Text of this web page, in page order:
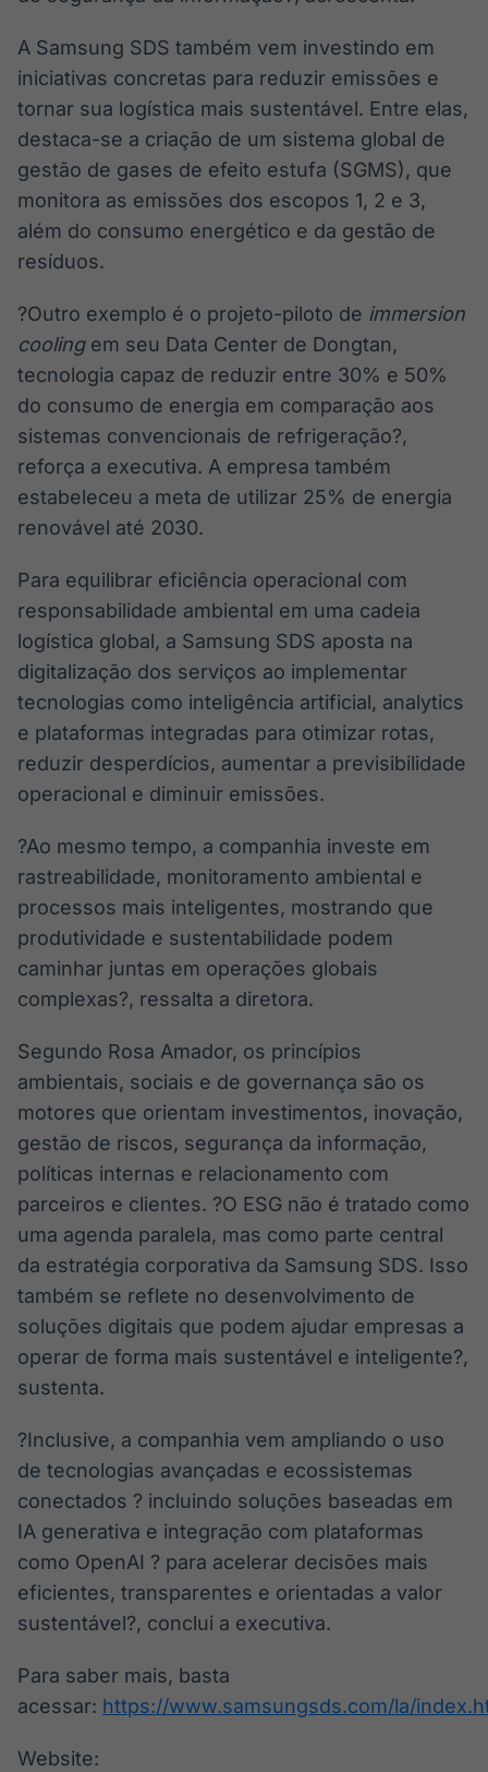
A Samsung SDS também vem investindo em
iniciativas concretas para reduzir emissões e
tornar sua logística mais sustentável. Entre elas,
destaca-se a criação de um sistema global de
gestão de gases de efeito estufa (SGMS), que
monitora as emissões dos escopos 1, 2 e 3,
além do consumo energético e da gestão de
resíduos.
?Outro exemplo é o projeto-piloto de immersion
coolingem seu Data Center de Dongtan,
tecnologia capaz de reduzir entre 30% e 50%
do consumo de energia em comparação aos
sistemas convencionais de refrigeração?,
reforça a executiva. A empresa também
estabeleceu a meta de utilizar 25% de energia
renovável até 2030.
Para equilibrar eficiência operacional com
responsabilidade ambiental em uma cadeia
logística global, a Samsung SDS aposta na
digitalização dos serviços ao implementar
tecnologias como inteligência artificial, analytics
e plataformas integradas para otimizar rotas,
reduzir desperdícios, aumentar a previsibilidade
operacional e diminuir emissões.
?Ao mesmo tempo, a companhia investe em
rastreabilidade, monitoramento ambiental e
processos mais inteligentes, mostrando que
produtividade e sustentabilidade podem
caminhar juntas em operações globais
complexas?, ressalta a diretora.
Segundo Rosa Amador, os princípios
ambientais, sociais e de governança são os
motores que orientam investimentos, inovação,
gestão de riscos, segurança da informação,
políticas internas e relacionamento com
parceiros e clientes. ?O ESG não é tratado como
uma agenda paralela, mas como parte central
da estratégia corporativa da Samsung SDS. Isso
também se reflete no desenvolvimento de
soluções digitais que podem ajudar empresas a
operar de forma mais sustentável e inteligente?,
sustenta.
?Inclusive, a companhia vem ampliando o uso
de tecnologias avançadas e ecossistemas
conectados ? incluindo soluções baseadas em
IA generativa e integração com plataformas
como OpenAI ? para acelerar decisões mais
eficientes, transparentes e orientadas a valor
sustentável?, conclui a executiva.
Para saber mais, basta
acessar: https://www.samsungsds.com/la/
Website: